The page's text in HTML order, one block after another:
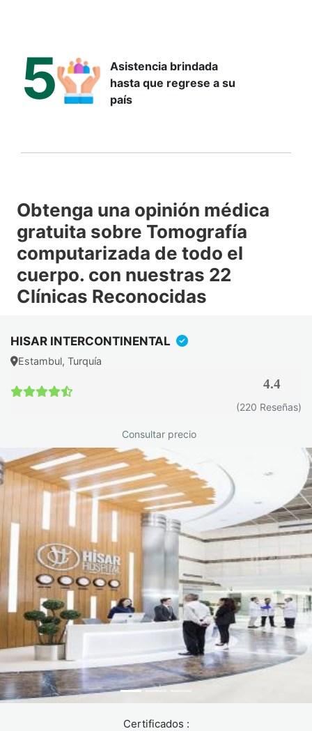
5
Asistencia brindada
hasta que regrese a su
país
Obtenga una opinión médica
gratuita sobre Tomografía
computarizada de todo el
cuerpo. con nuestras 22
Clínicas Reconocidas
HISAR INTERCONTINENTAL
Estambul, Turquía
4.4
(220 Reseñas)
Consultar precio
Certificados :